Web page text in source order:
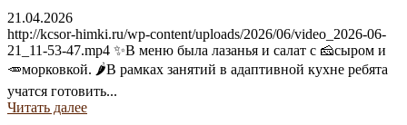
21.04.2026
http://kcsor-himki.ru/wp-content/uploads/2026/06/video_2026-06-
21_11-53-47.mp4 ✨В меню была лазанья и салат с 🧀сыром и
🥕морковкой. 🌶В рамках занятий в адаптивной кухне ребята
учатся готовить...
Читать далее